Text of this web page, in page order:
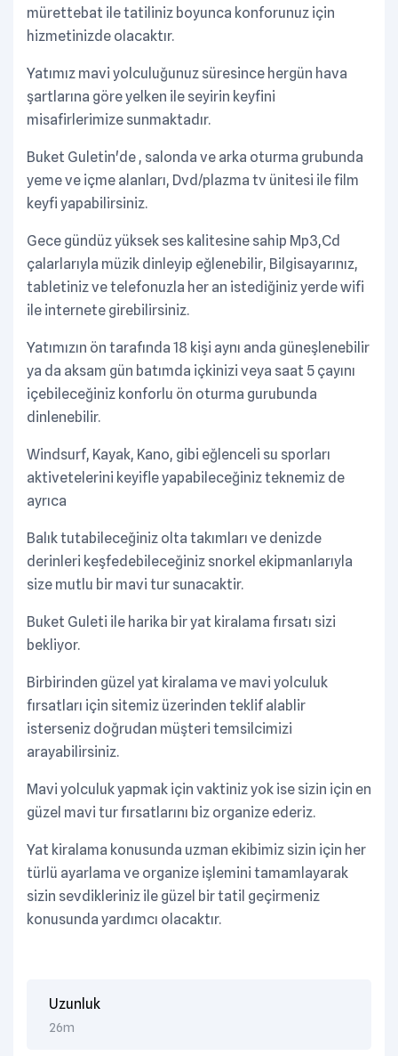
mürettebat ile tatiliniz boyunca konforunuz için
hizmetinizde olacaktır.
Yatımız mavi yolculuğunuz süresince hergün hava
şartlarına göre yelken ile seyirin keyfini
misafirlerimize sunmaktadır.
Buket Guletin'de , salonda ve arka oturma grubunda
yeme ve içme alanları, Dvd/plazma tv ünitesi ile film
keyfi yapabilirsiniz.
Gece gündüz yüksek ses kalitesine sahip Mp3,Cd
çalarlarıyla müzik dinleyip eğlenebilir, Bilgisayarınız,
tabletiniz ve telefonuzla her an istediğiniz yerde wifi
ile internete girebilirsiniz.
Yatımızın ön tarafında 18 kişi aynı anda güneşlenebilir
ya da aksam gün batımda içkinizi veya saat 5 çayını
içebileceğiniz konforlu ön oturma gurubunda
dinlenebilir.
Windsurf, Kayak, Kano, gibi eğlenceli su sporları
aktivetelerini keyifle yapabileceğiniz teknemiz de
ayrıca
Balık tutabileceğiniz olta takımları ve denizde
derinleri keşfedebileceğiniz snorkel ekipmanlarıyla
size mutlu bir mavi tur sunacaktir.
Buket Guleti ile harika bir yat kiralama fırsatı sizi
bekliyor.
Birbirinden güzel yat kiralama ve mavi yolculuk
fırsatları için sitemiz üzerinden teklif alablir
isterseniz doğrudan müşteri temsilcimizi
arayabilirsiniz.
Mavi yolculuk yapmak için vaktiniz yok ise sizin için en
güzel mavi tur fırsatlarını biz organize ederiz.
Yat kiralama konusunda uzman ekibimiz sizin için her
türlü ayarlama ve organize işlemini tamamlayarak
sizin sevdikleriniz ile güzel bir tatil geçirmeniz
konusunda yardımcı olacaktır.
Uzunluk
26m